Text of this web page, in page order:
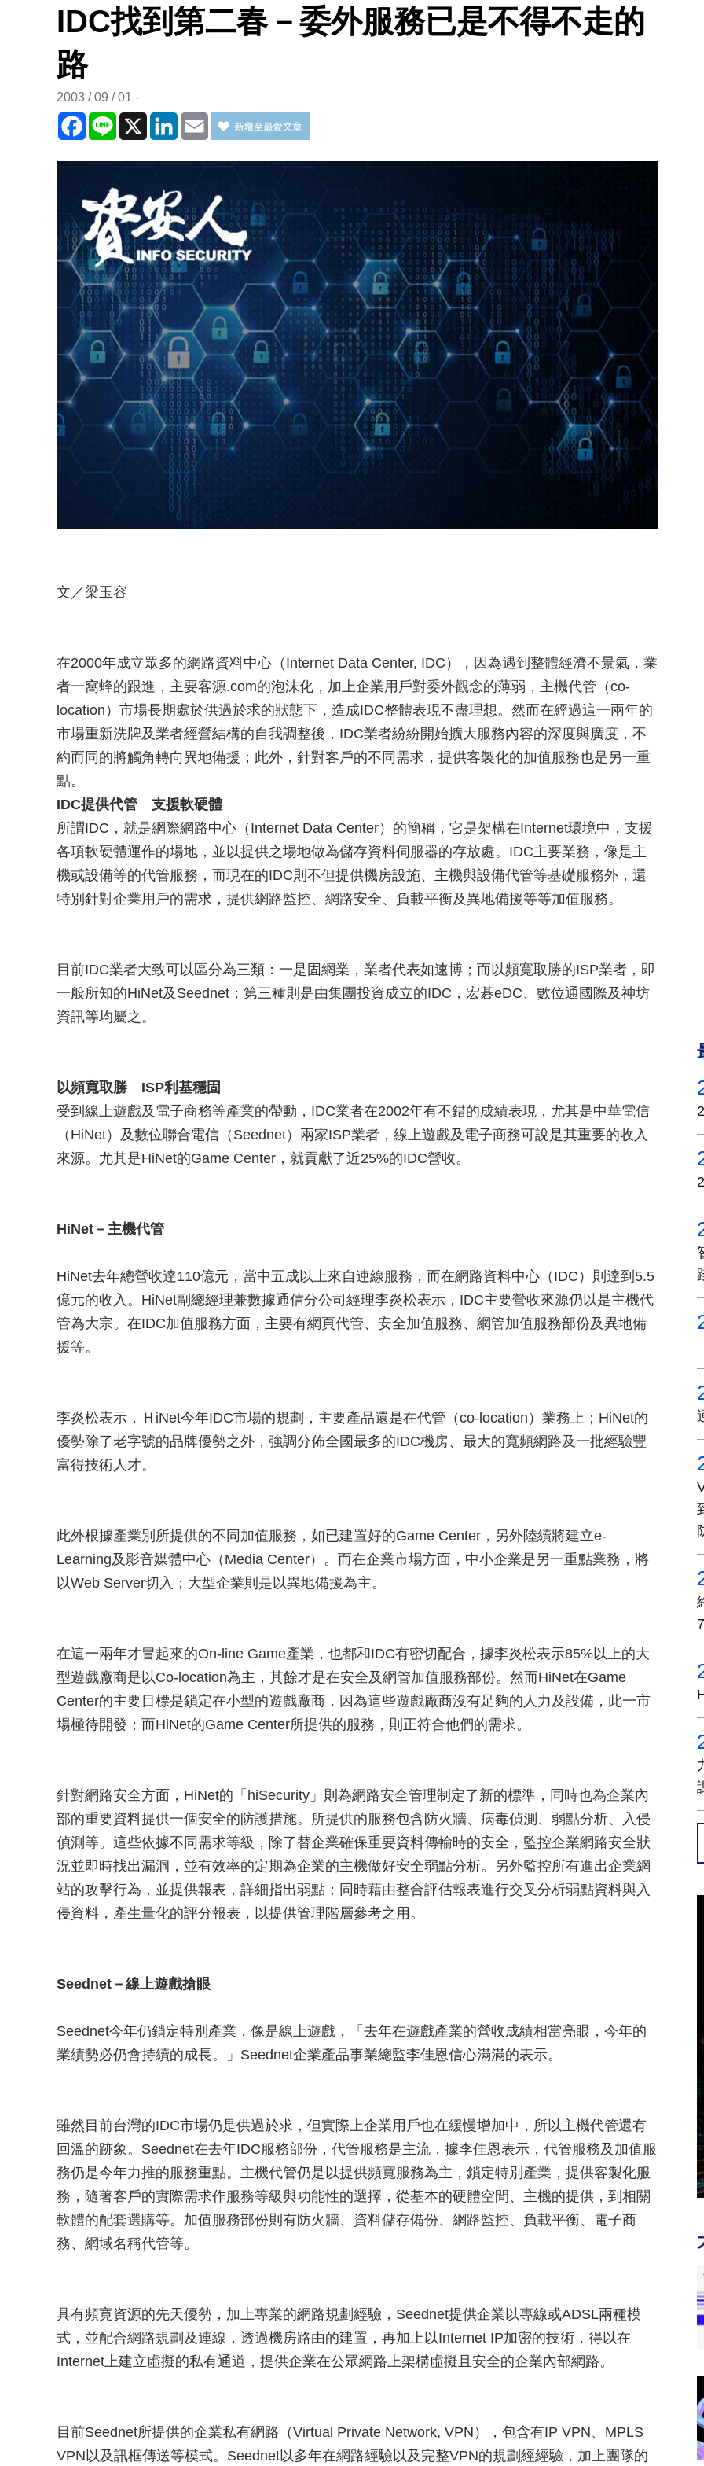
IDC找到第二春－委外服務已是不得不走的
路
2003 / 09 / 01
Facebook
Line X LinkedInEmail
文／梁玉容
在2000年成立眾多的網路資料中心（Internet Data Center, IDC），因為遇到整體經濟不景氣，業
者一窩蜂的跟進，主要客源.com的泡沫化，加上企業用戶對委外觀念的薄弱，主機代管（co-
location）市場長期處於供過於求的狀態下，造成IDC整體表現不盡理想。然而在經過這一兩年的
市場重新洗牌及業者經營結構的自我調整後，IDC業者紛紛開始擴大服務內容的深度與廣度，不
約而同的將觸角轉向異地備援；此外，針對客戶的不同需求，提供客製化的加值服務也是另一重
點。
IDC提供代管 支援軟硬體
所謂IDC，就是網際網路中心（Internet Data Center）的簡稱，它是架構在Internet環境中，支援
各項軟硬體運作的場地，並以提供之場地做為儲存資料伺服器的存放處。IDC主要業務，像是主
機或設備等的代管服務，而現在的IDC則不但提供機房設施、主機與設備代管等基礎服務外，還
特別針對企業用戶的需求，提供網路監控、網路安全、負載平衡及異地備援等等加值服務。
目前IDC業者大致可以區分為三類：一是固網業，業者代表如速博；而以頻寬取勝的ISP業者，即
一般所知的HiNet及Seednet；第三種則是由集團投資成立的IDC，宏碁eDC、數位通國際及神坊
資訊等均屬之。
以頻寬取勝 ISP利基穩固
受到線上遊戲及電子商務等產業的帶動，IDC業者在2002年有不錯的成績表現，尤其是中華電信
（HiNet）及數位聯合電信（Seednet）兩家ISP業者，線上遊戲及電子商務可說是其重要的收入
來源。尤其是HiNet的Game Center，就貢獻了近25%的IDC營收。
HiNet－主機代管
HiNet去年總營收達110億元，當中五成以上來自連線服務，而在網路資料中心（IDC）則達到5.5
億元的收入。HiNet副總經理兼數據通信分公司經理李炎松表示，IDC主要營收來源仍以是主機代
管為大宗。在IDC加值服務方面，主要有網頁代管、安全加值服務、網管加值服務部份及異地備
援等。
李炎松表示，ＨiNet今年IDC市場的規劃，主要產品還是在代管（co-location）業務上；HiNet的
優勢除了老字號的品牌優勢之外，強調分佈全國最多的IDC機房、最大的寬頻網路及一批經驗豐
富得技術人才。
此外根據產業別所提供的不同加值服務，如已建置好的Game Center，另外陸續將建立e-
Learning及影音媒體中心（Media Center）。而在企業市場方面，中小企業是另一重點業務，將
以Web Server切入；大型企業則是以異地備援為主。
在這一兩年才冒起來的On-line Game產業，也都和IDC有密切配合，據李炎松表示85%以上的大
型遊戲廠商是以Co-location為主，其餘才是在安全及網管加值服務部份。然而HiNet在Game
Center的主要目標是鎖定在小型的遊戲廠商，因為這些遊戲廠商沒有足夠的人力及設備，此一市
場極待開發；而HiNet的Game Center所提供的服務，則正符合他們的需求。
針對網路安全方面，HiNet的「hiSecurity」則為網路安全管理制定了新的標準，同時也為企業內
部的重要資料提供一個安全的防護措施。所提供的服務包含防火牆、病毒偵測、弱點分析、入侵
偵測等。這些依據不同需求等級，除了替企業確保重要資料傳輸時的安全，監控企業網路安全狀
況並即時找出漏洞，並有效率的定期為企業的主機做好安全弱點分析。另外監控所有進出企業網
站的攻擊行為，並提供報表，詳細指出弱點；同時藉由整合評估報表進行交叉分析弱點資料與入
侵資料，產生量化的評分報表，以提供管理階層參考之用。
Seednet－線上遊戲搶眼
Seednet今年仍鎖定特別產業，像是線上遊戲，「去年在遊戲產業的營收成績相當亮眼，今年的
業績勢必仍會持續的成長。」Seednet企業產品事業總監李佳恩信心滿滿的表示。
雖然目前台灣的IDC市場仍是供過於求，但實際上企業用戶也在緩慢增加中，所以主機代管還有
回溫的跡象。Seednet在去年IDC服務部份，代管服務是主流，據李佳恩表示，代管服務及加值服
務仍是今年力推的服務重點。主機代管仍是以提供頻寬服務為主，鎖定特別產業，提供客製化服
務，隨著客戶的實際需求作服務等級與功能性的選擇，從基本的硬體空間、主機的提供，到相關
軟體的配套選購等。加值服務部份則有防火牆、資料儲存備份、網路監控、負載平衡、電子商
務、網域名稱代管等。
具有頻寛資源的先天優勢，加上專業的網路規劃經驗，Seednet提供企業以專線或ADSL兩種模
式，並配合網路規劃及連線，透過機房路由的建置，再加上以Internet IP加密的技術，得以在
Internet上建立虛擬的私有通道，提供企業在公眾網路上架構虛擬且安全的企業內部網路。
目前Seednet所提供的企業私有網路（Virtual Private Network, VPN），包含有IP VPN、MPLS
VPN以及訊框傳送等模式。Seednet以多年在網路經驗以及完整VPN的規劃經經驗，加上團隊的